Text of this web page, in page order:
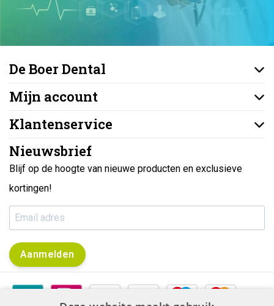
De Boer Dental
Mijn account
Klantenservice
Nieuwsbrief
Blijf op de hoogte van nieuwe producten en exclusieve
kortingen!
Aanmelden